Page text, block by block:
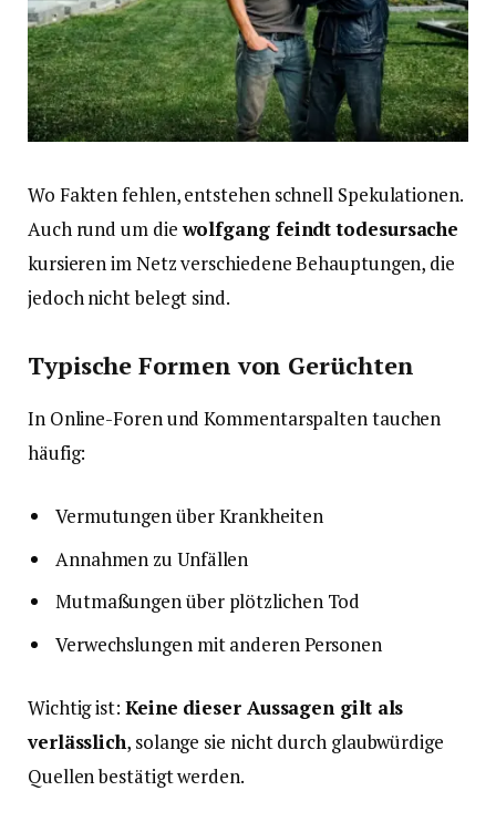
Wo Fakten fehlen, entstehen schnell Spekulationen.
Auch rund um diewolfgang feindt todesursache
kursieren im Netz verschiedene Behauptungen, die
jedoch nicht belegt sind.
Typische Formen von Gerüchten
In Online-Foren und Kommentarspalten tauchen
häufig:
Vermutungen über Krankheiten
Annahmen zu Unfällen
Mutmaßungen über plötzlichen Tod
Verwechslungen mit anderen Personen
Wichtig ist: Keine dieser Aussagen gilt als
verlässlich, solange sie nicht durch glaubwürdige
Quellen bestätigt werden.